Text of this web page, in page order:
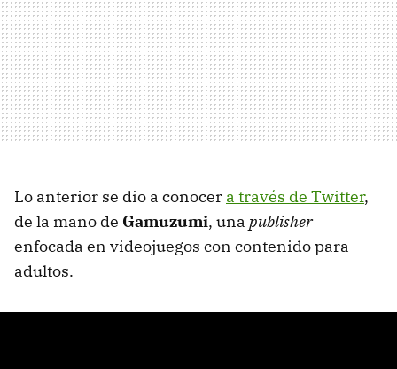
Lo anterior se dio a conocer a través de Twitter,
de la mano de Gamuzumi, una publisher
enfocada en videojuegos con contenido para
adultos.